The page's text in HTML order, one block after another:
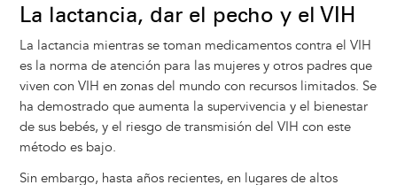
La lactancia, dar el pecho y el VIH
La lactancia mientras se toman medicamentos contra el VIH
es la norma de atención para las mujeres y otros padres que
viven con VIH en zonas del mundo con recursos limitados. Se
ha demostrado que aumenta la supervivencia y el bienestar
de sus bebés, y el riesgo de transmisión del VIH con este
método es bajo.
Sin embargo, hasta años recientes, en lugares de altos